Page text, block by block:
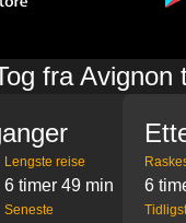
fra Avignon
Lengste reise
6 timer 49 min
Seneste
6